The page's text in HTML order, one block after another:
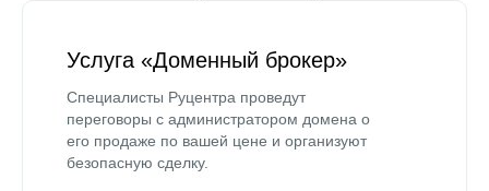
Услуга «Доменный брокер»
Специалисты Руцентра проведут
переговоры с администратором домена о
его продаже по вашей цене и организуют
безопасную сделку.